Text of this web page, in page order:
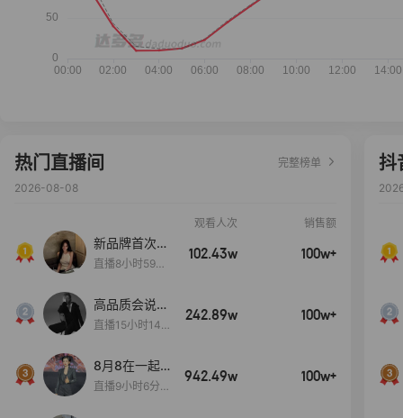
热门直播间
完整榜单
2026-08-08
观看人次 销售额
新品牌首次大
上新
直播8小时59分
102.43w 100w+
高品质会说
话….
直播15小时14
242.89w 100w+
8月8在一起
生日献礼盛典
直播9小时6分1
942.49w 100w+
抖